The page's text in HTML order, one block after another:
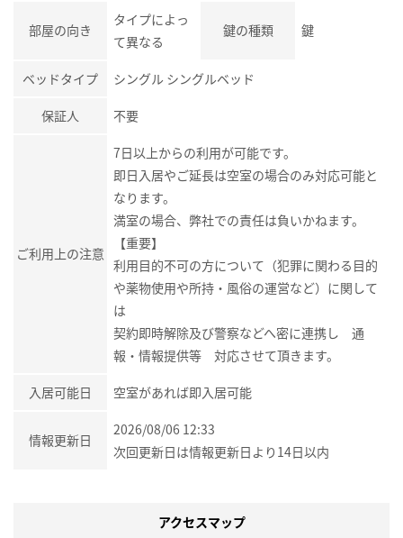
部屋の向き
タイプによっ
て異なる
鍵の種類 鍵
ベッドタイプ シングル シングルベッド
保証人 不要
ご利用上の注意
7日以上からの利用が可能です。
即日入居やご延長は空室の場合のみ対応可能と
なります。
満室の場合、弊社での責任は負いかねます。
【重要】
利用目的不可の方について（犯罪に関わる目的
や薬物使用や所持・風俗の運営など）に関して
は
契約即時解除及び警察などへ密に連携し 通
報・情報提供等 対応させて頂きます。
入居可能日 空室があれば即入居可能
情報更新日
2026/08/06 12:33
次回更新日は情報更新日より14日以内
アクセスマップ